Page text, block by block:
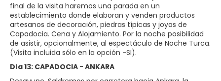
final de la visita haremos una parada en un
establecimiento donde elaboran y venden productos
artesanos de decoración, piedras típicas y joyas de
Capadocia. Cena y Alojamiento. Por la noche posibilidad
de asistir, opcionalmente, al espectáculo de Noche Turca.
(Visita incluida sólo en la opción -SI).
Día 13: CAPADOCIA - ANKARA